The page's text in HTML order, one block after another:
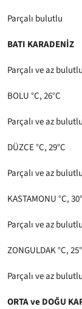
Parçalı bulutlu
BATI KARADENİZ
Parçalı ve az
BOLU °C, 26°C
Parçalı ve az bulutlu
DÜZCE °C, 29°C
Parçalı ve az bulutlu
KASTAMONU °C,
Parçalı ve az bulutlu
ZONGULDAK °C,
Parçalı ve az bulutlu
ORTA ve DOĞU